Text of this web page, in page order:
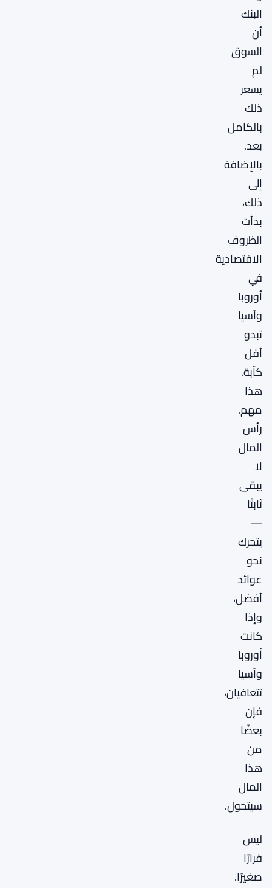
البنك
أن
السوق
لم
يسعر
ذلك
بالكامل
بعد.
بالإضافة
إلى
ذلك،
بدأت
الظروف
الاقتصادية
في
أوروبا
وآسيا
تبدو
أقل
كآبة.
هذا
مهم.
رأس
المال
لا
يبقى
ثابتًا
—
يتحرك
نحو
عوائد
أفضل،
وإذا
كانت
أوروبا
وآسيا
تتعافيان،
فإن
بعضًا
من
هذا
المال
سيتحول.
ليس
قرارًا
صغيرًا.